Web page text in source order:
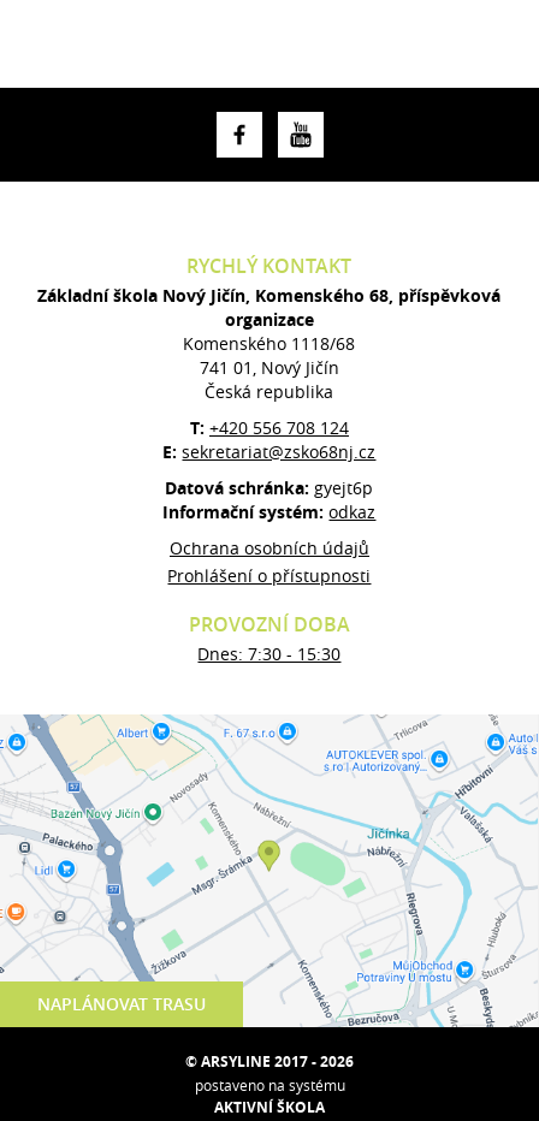
NAPLÁNOVAT TRASU
RYCHLÝ KONTAKT
Základní škola Nový Jičín, Komenského 68, příspěvková
organizace
Komenského 1118/68
741 01, Nový Jičín
Česká republika
T: +420 556 708 124
E:sekretariat@zsko68nj.cz
Datová schránka:gyejt6p
Informační systém:odkaz
Ochrana osobních údajů
Prohlášení o přístupnosti
PROVOZNÍ DOBA
Dnes: 7:30 - 15:30
© ARSYLINE 2017 - 2026
postaveno na systému
AKTIVNÍ ŠKOLA